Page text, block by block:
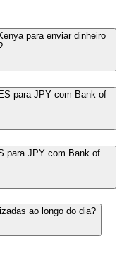
para enviar dinheiro
para JPY com Bank of
para JPY com Bank of
ao longo do dia?